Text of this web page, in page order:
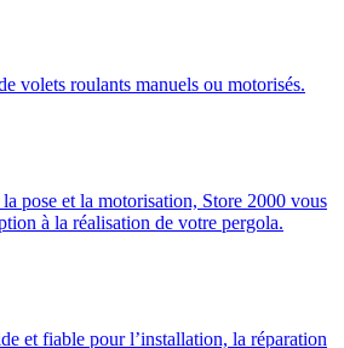
volets roulants manuels ou motorisés.
pose et la motorisation, Store 2000 vous
à la réalisation de votre pergola.
et fiable pour l’installation, la réparation